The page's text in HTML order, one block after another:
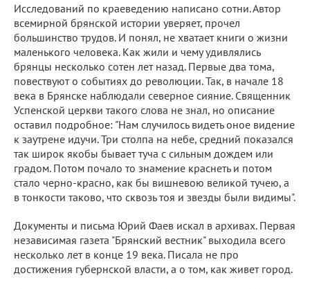
Исследований по краеведению написано сотни. Автор
всемирной брянской истории уверяет, прочел
большинство трудов. И понял, не хватает книги о жизни
маленького человека. Как жили и чему удивлялись
брянцы несколько сотен лет назад. Первые два тома,
повествуют о событиях до революции. Так, в начале 18
века в Брянске наблюдали северное сияние. Священник
Успенской церкви такого слова не знал, но описание
оставил подробное: "Нам случилось видеть оное видение
к заутрене идучи. Три столпа на небе, средний показался
так широк якобы бывает туча с сильным дождем или
градом. Потом почало то знамение краснеть и потом
стало черно-красно, как бы вишневою великой тучею, а
в тонкости таково, что сквозь тоя и звезды были видимы".
Документы и письма Юрий Фаев искал в архивах. Первая
независимая газета "Брянский вестник" выходила всего
несколько лет в конце 19 века. Писала не про
достижения губернской власти, а о том, как живет город.